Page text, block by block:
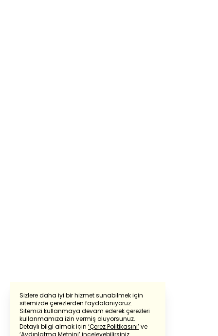
Sizlere daha iyi bir hizmet sunabilmek için
sitemizde çerezlerden faydalanıyoruz.
Sitemizi kullanmaya devam ederek çerezleri
kullanmamıza izin vermiş oluyorsunuz.
Detaylı bilgi almak için ‘Çerez Politikasını’ve
‘Aydınlatma Metnini’inceleyebilirsiniz.
Powered by Translate